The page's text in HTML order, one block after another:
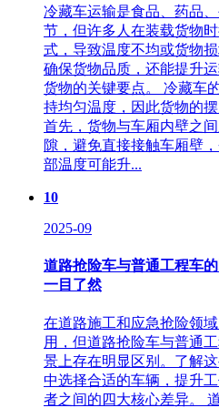
冷藏车运输是食品、药品
节，但许多人在装载货物
式，导致温度不均或货物
确保货物品质，还能提升
货物的关键要点。 冷藏车
持均匀温度，因此货物的
首先，货物与车厢内壁之
隙，避免直接接触车厢壁
部温度可能升...
10
2025-09
道路抢险车与普通工程车
一目了然
在道路施工和应急抢险领
用，但道路抢险车与普通
景上存在明显区别。了解
中选择合适的车辆，提升
者之间的四大核心差异。